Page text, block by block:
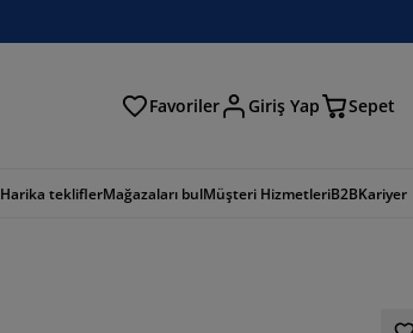
Favoriler Giriş Yap Sepet
Harika tekliflerMağazaları bulMüşteri HizmetleriB2BKariyer